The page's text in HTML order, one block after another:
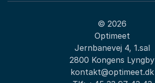
© 2026
Optimeet
Jernbanevej 4, 1.sal
2800 Kongens Lyngby
kontakt@optimeet.dk